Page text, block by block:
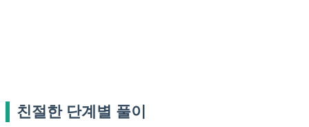
친절한 단계별 풀이